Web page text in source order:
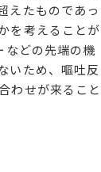
えたものであっ
を考えることが
などの先端の機
いため、嘔吐反
わせが来ること